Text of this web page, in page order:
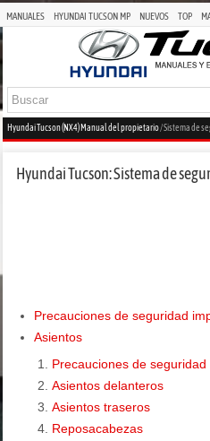
MANUALES HYUNDAI TUCSON MP NUEVOS TOP
Hyundai Tucson (NX4) Manual del propietario/ Sistema de
Hyundai Tucson: Sistema de
Precauciones de seguridad
Asientos
Precauciones de seguridad
Asientos delanteros
Asientos traseros
Reposacabezas